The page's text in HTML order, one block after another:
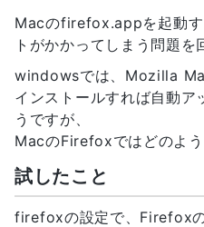
Macのfirefox.appを起動す
トがかかってしまう問題を
windowsでは、Mozilla
インストールすれば自動ア
うですが、
MacのFirefoxではどのよう
試したこと
firefoxの設定で、Firefox